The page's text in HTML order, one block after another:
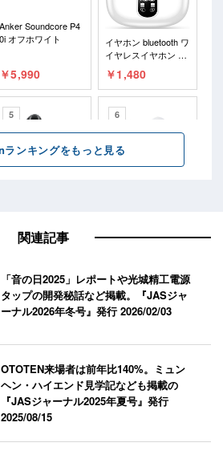
関連記事
「音の日2025」レポートや光城精工電源
タップの開発秘話など掲載。『JASジャ
ーナル2026年冬号』発行2026/02/03
OTOTEN来場者は前年比140%。ミュン
ヘン・ハイエンド見学記なども掲載の
『JASジャーナル2025年夏号』発行
2025/08/15